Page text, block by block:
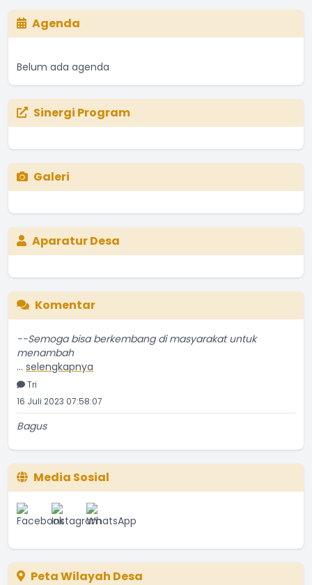
Agenda
Belum ada agenda
Sinergi Program
Galeri
Aparatur Desa
Komentar
--Semoga bisa berkembang di masyarakat untuk
menambah
...selengkapnya
Bagus
...selengkapnya
Etti Sunar
22 Januari 2022 01:08:01
Bagus
...selengkapnya
Ina
Media Sosial
Peta Wilayah Desa